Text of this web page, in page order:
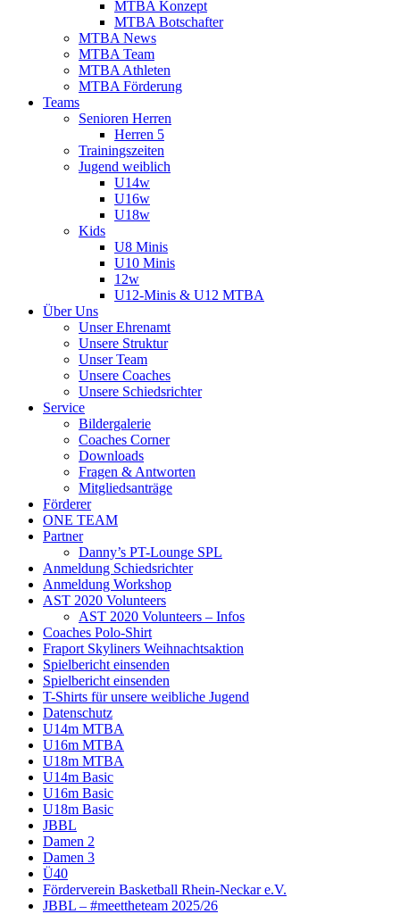
MTBA Konzept
MTBA Botschafter
MTBA News
MTBA Team
MTBA Athleten
MTBA Förderung
Teams
Senioren Herren
Herren 5
Trainingszeiten
Jugend weiblich
U14w
U16w
U18w
Kids
U8 Minis
U10 Minis
12w
U12-Minis & U12 MTBA
Über Uns
Unser Ehrenamt
Unsere Struktur
Unser Team
Unsere Coaches
Unsere Schiedsrichter
Service
Bildergalerie
Coaches Corner
Downloads
Fragen & Antworten
Mitgliedsanträge
Förderer
ONE TEAM
Partner
Danny’s PT-Lounge SPL
Anmeldung Schiedsrichter
Anmeldung Workshop
AST 2020 Volunteers
AST 2020 Volunteers – Infos
Coaches Polo-Shirt
Fraport Skyliners Weihnachtsaktion
Spielbericht einsenden
Spielbericht einsenden
T-Shirts für unsere weibliche Jugend
Datenschutz
U14m MTBA
U16m MTBA
U18m MTBA
U14m Basic
U16m Basic
U18m Basic
JBBL
Damen 2
Damen 3
Ü40
Förderverein Basketball Rhein-Neckar e.V.
JBBL – #meettheteam 2025/26